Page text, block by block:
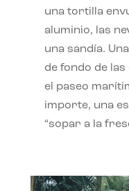
una tortilla
aluminio, las
una sandía.
de fondo de
el paseo
importe, una
“sopar a la